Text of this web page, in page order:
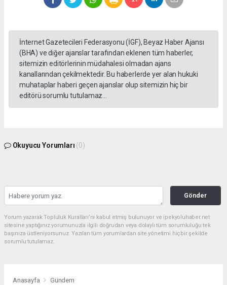
İnternet Gazetecileri Federasyonu (İGF), Beyaz Haber Ajansı
(BHA) ve diğer ajanslar tarafından eklenen tüm haberler,
sitemizin editörlerinin müdahalesi olmadan ajans
kanallarından çekilmektedir. Bu haberlerde yer alan hukuki
muhataplar haberi geçen ajanslar olup sitemizin hiç bir
editörü sorumlu tutulamaz...
Okuyucu Yorumları (0)
Gönder
Yorum yazarak Topluluk Kuralları’nı kabul etmiş bulunuyor ve ipekyoluhaber.net
sitesine yaptığınız yorumunuzla ilgili doğrudan veya dolaylı tüm sorumluluğu tek
başınıza üstleniyorsunuz. Yazılan tüm yorumlardan site yönetimi hiçbir şekilde
sorumlu tutulamaz.
Anasayfa Gündem